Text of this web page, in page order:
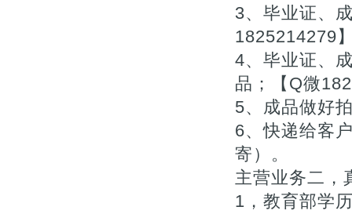
3、毕业证、
1825214279
4、毕业证、
品；【Q微
5、成品做好
6、快递给客
寄）。
主营业务二，
1，教育部学